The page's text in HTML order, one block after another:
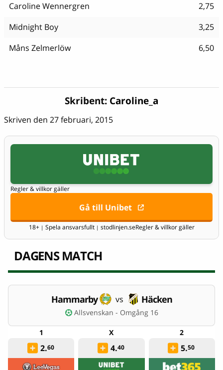
Caroline Wennergren
2,75
Midnight Boy
3,25
Måns Zelmerlöw
6,50
Skribent: Caroline_a
Skriven den 27 februari, 2015
Regler & villkor gäller
Gå till Unibet
18+ | Spela ansvarsfullt | stodlinjen.seRegler & villkor gäller
DAGENS MATCH
Hammarby vs Häcken
Allsvenskan - Omgång 16
2.60 4.40 5.50